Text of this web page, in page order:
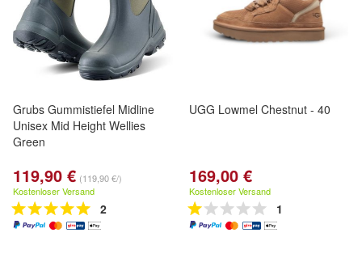
Grubs Gummistiefel Midline
Unisex Mid Height Wellies
Green
119,90 € (119,90 €/)
Kostenloser Versand
2
UGG Lowmel Chestnut - 40
169,00 €
Kostenloser Versand
1